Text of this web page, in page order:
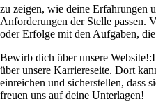
zu zeigen, wie deine Erfahrungen
Anforderungen der Stelle passen.
oder Erfolge mit den Aufgaben,
Bewirb dich über unsere Website!:
über unsere Karriereseite. Dort
einreichen und sicherstellen, dass
freuen uns auf deine Unterlagen!